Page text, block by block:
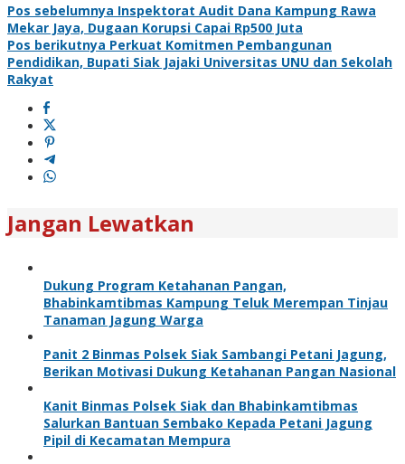
Pos sebelumnya Inspektorat Audit Dana Kampung Rawa
Mekar Jaya, Dugaan Korupsi Capai Rp500 Juta
Pos berikutnya Perkuat Komitmen Pembangunan
Pendidikan, Bupati Siak Jajaki Universitas UNU dan Sekolah
Rakyat
Jangan Lewatkan
Dukung Program Ketahanan Pangan,
Bhabinkamtibmas Kampung Teluk Merempan Tinjau
Tanaman Jagung Warga
Panit 2 Binmas Polsek Siak Sambangi Petani Jagung,
Berikan Motivasi Dukung Ketahanan Pangan Nasional
Kanit Binmas Polsek Siak dan Bhabinkamtibmas
Salurkan Bantuan Sembako Kepada Petani Jagung
Pipil di Kecamatan Mempura